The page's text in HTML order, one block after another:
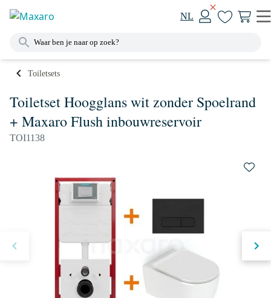
NL
Toiletsets
Toiletset Hoogglans wit zonder Spoelrand
+ Maxaro Flush inbouwreservoir
TOI1138